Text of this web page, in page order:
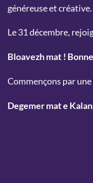
généreuse et créative.
Le 31 décembre,
Bloavezh mat !
Commençons par
Degemer mat e